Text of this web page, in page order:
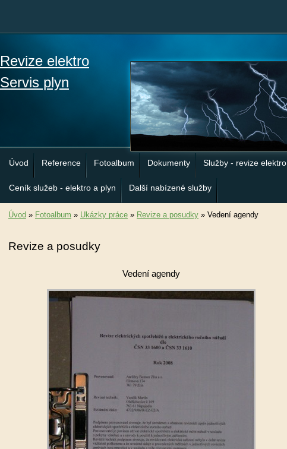
Revize elektro
Servis plyn
Úvod Reference Fotoalbum Dokumenty Služby - revize elektro
Ceník služeb - elektro a plyn Další nabízené služby
Úvod » Fotoalbum » Ukázky práce » Revize a posudky » Vedení agendy
Revize a posudky
Vedení agendy